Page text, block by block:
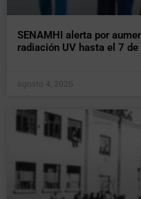
SENAMHI alerta por
radiación UV hasta el 7
agosto 4, 2026